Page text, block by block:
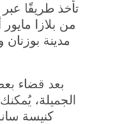
تأخذ طريقًا عبر
من بلازا
مدينة بوزنان
بعد قضاء
الجميلة،
كنيسة